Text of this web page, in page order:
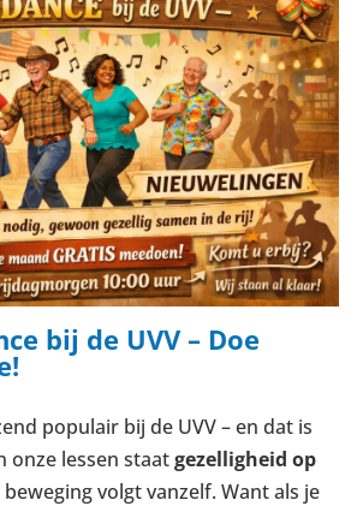
bij de UVV – Doe
populair bij de UVV – en dat is
onze lessen staatgezelligheid op
beweging volgt vanzelf. Want als je